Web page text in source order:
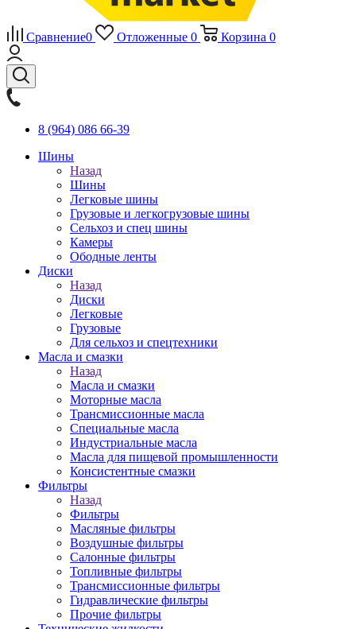
Сравнение0 Отложенные 0 Корзина 0
8 (964) 086 66-39
Шины
Назад
Шины
Легковые шины
Грузовые и легкогрузовые шины
Сельхоз и спец шины
Камеры
Ободные ленты
Диски
Назад
Диски
Легковые
Грузовые
Для сельхоз и спецтехники
Масла и смазки
Назад
Масла и смазки
Моторные масла
Трансмиссионные масла
Специальные масла
Индустриальные масла
Масла для пищевой промышленности
Консистентные смазки
Фильтры
Назад
Фильтры
Масляные фильтры
Воздушные фильтры
Салонные фильтры
Топливные фильтры
Трансмиссионные фильтры
Гидравлические фильтры
Прочие фильтры